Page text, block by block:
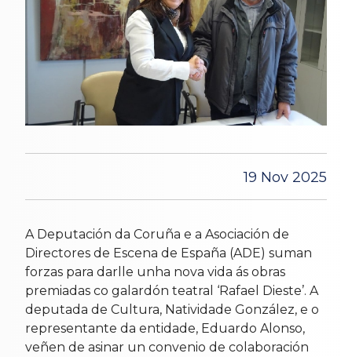
19 Nov 2025
A Deputación da Coruña e a Asociación de
Directores de Escena de España (ADE) suman
forzas para darlle unha nova vida ás obras
premiadas co galardón teatral ‘Rafael Dieste’. A
deputada de Cultura, Natividade González, e o
representante da entidade, Eduardo Alonso,
veñen de asinar un convenio de colaboración